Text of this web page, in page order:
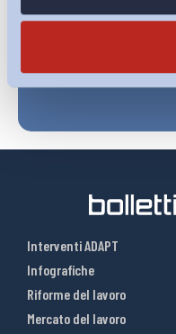
Interventi ADAPT
Infografiche
Riforme del lavoro
Mercato del lavoro